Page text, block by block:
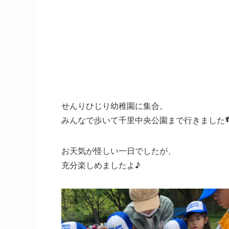
せんりひじり幼稚園に集合。
みんなで歩いて千里中央公園まで行きました
お天気が怪しい一日でしたが、
充分楽しめましたよ♪